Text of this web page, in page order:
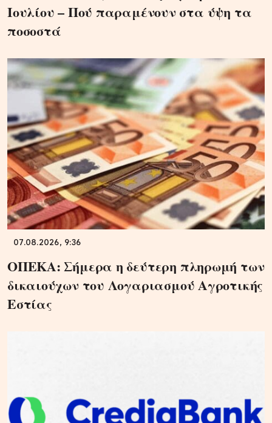
Ιουλίου – Πού παραμένουν στα ύψη τα
ποσοστά
07.08.2026, 9:36
ΟΠΕΚΑ: Σήμερα η δεύτερη πληρωμή των
δικαιούχων του Λογαριασμού Αγροτικής
Εστίας